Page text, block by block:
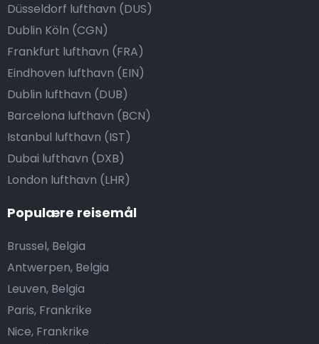
Düsseldorf lufthavn (DUS)
Dublin Köln (CGN)
Frankfurt lufthavn (FRA)
Eindhoven lufthavn (EIN)
Dublin lufthavn (DUB)
Barcelona lufthavn (BCN)
Istanbul lufthavn (IST)
Dubai lufthavn (DXB)
London lufthavn (LHR)
Populære reisemål
Brussel, Belgia
Antwerpen, Belgia
Leuven, Belgia
Paris, Frankrike
Nice, Frankrike